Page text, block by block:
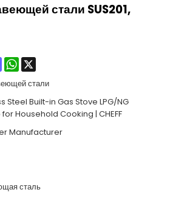
стали SUS201,
MastodonWhatsApp
X
стали
Steel Built-in Gas Stove LPG/NG
Household Cooking | CHEFF
Manufacturer
сталь